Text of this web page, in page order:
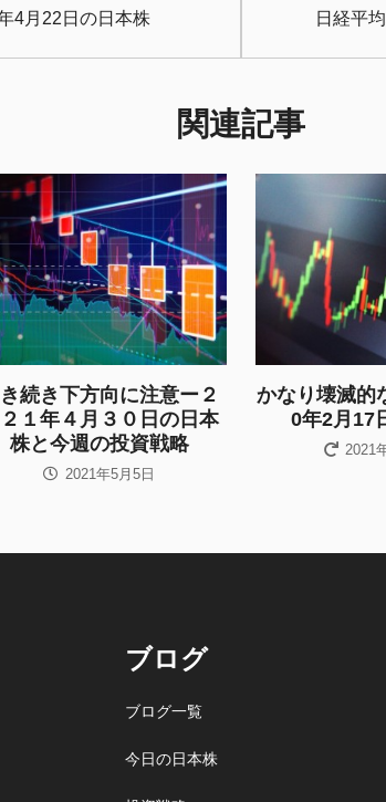
4月22日の日本株 日経平
関連記事
続き下方向に注意ー２
２１年４月３０日の日本
株と今週の投資戦略
2021年5月5日
かなり壊滅的
0年2月17
2021
ブログ
ブログ一覧
今日の日本株